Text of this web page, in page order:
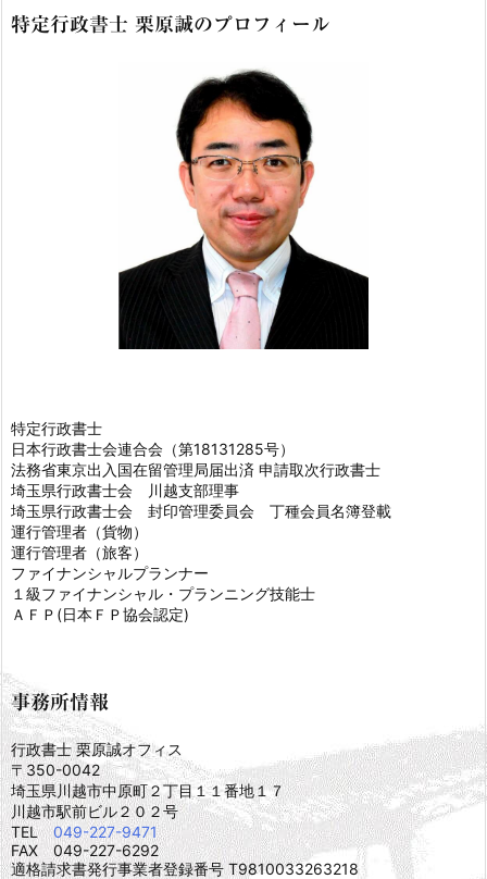
ブ
特定行政書士 栗原誠のプロフィール
特定行政書士
日本行政書士会連合会（第18131285号）
法務省東京出入国在留管理局届出済 申請取次行政書士
埼玉県行政書士会 川越支部理事
埼玉県行政書士会 封印管理委員会 丁種会員名簿登載
運行管理者（貨物）
運行管理者（旅客）
ファイナンシャルプランナー
１級ファイナンシャル・プランニング技能士
ＡＦＰ(日本ＦＰ協会認定)
事務所情報
行政書士 栗原誠オフィス
〒350-0042
埼玉県川越市中原町２丁目１１番地１７
川越市駅前ビル２０２号
TEL049-227-9471
FAX 049-227-6292
適格請求書発行事業者登録番号 T9810033263218